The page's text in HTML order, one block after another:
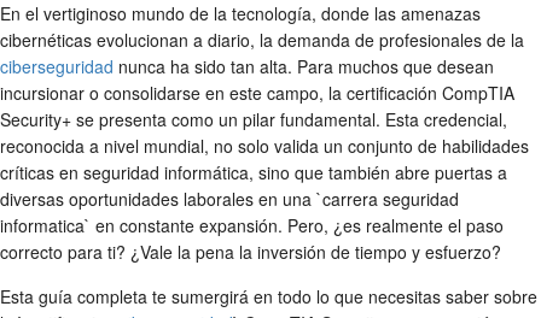
En el vertiginoso mundo de la tecnología, donde las amenazas
cibernéticas evolucionan a diario, la demanda de profesionales de la
ciberseguridad nunca ha sido tan alta. Para muchos que desean
incursionar o consolidarse en este campo, la certificación CompTIA
Security+ se presenta como un pilar fundamental. Esta credencial,
reconocida a nivel mundial, no solo valida un conjunto de habilidades
críticas en seguridad informática, sino que también abre puertas a
diversas oportunidades laborales en una `carrera seguridad
informatica` en constante expansión. Pero, ¿es realmente el paso
correcto para ti? ¿Vale la pena la inversión de tiempo y esfuerzo?
Esta guía completa te sumergirá en todo lo que necesitas saber sobre